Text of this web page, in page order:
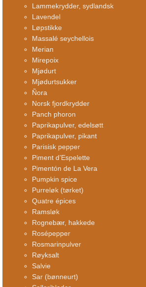
Lammekrydder, sydlandsk
Lavendel
Løpstikke
Massalé seychellois
Merian
Mirepoix
Mjødurt
Mjødurtsukker
Ñora
Norsk fjordkrydder
Panch phoron
Paprikapulver, edelsøtt
Paprikapulver, pikant
Parisisk pepper
Piment d’Espelette
Pimentón de La Vera
Pumpkin spice
Purreløk (tørket)
Quatre épices
Ramsløk
Rognebær, hakkede
Rosépepper
Rosmarinpulver
Røyksalt
Salvie
Sar (bønneurt)